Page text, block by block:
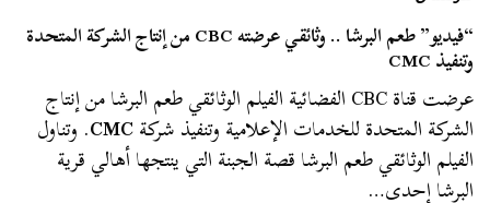
“فيديو” طعم البرشا .. وثائقي عرضته CBC من إنتاج الشركة المتحدة
وتنفيذ CMC
عرضت قناة CBC الفضائية الفيلم الوثائقي طعم البرشا من إنتاج
الشركة المتحدة للخدمات الإعلامية وتنفيذ شركةCMC. وتناول
الفيلم الوثائقي طعم البرشا قصة الجبنة التي ينتجها أهالي قرية
البرشا إحدى…